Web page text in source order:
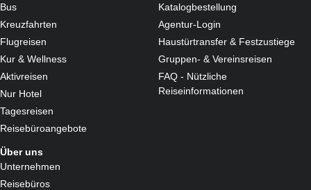
Bus
Kreuzfahrten
Flugreisen
Kur & Wellness
Aktivreisen
Nur Hotel
Tagesreisen
Reisebüroangebote
Katalogbestellung
Agentur-Login
Haustürtransfer & Festzustiege
Gruppen- & Vereinsreisen
FAQ - Nützliche
Reiseinformationen
Über uns
Unternehmen
Reisebüros